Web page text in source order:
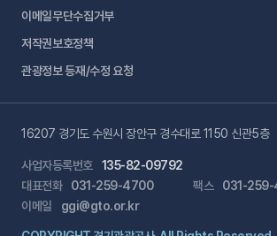
이메일무단수집거부
저작권보호정책
관광정보 등재/수정 요청
16207 경기도 수원시 장안구 경수대로 1150 신관5층
사업자등록번호
135-82-09792
대표전화
031-259-4700 팩스
031-
이메일
ggi@gto.or.kr